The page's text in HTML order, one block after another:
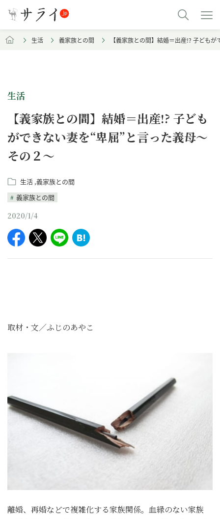
生活 義家族との間 【義家族との間】結婚＝出産!? 子ども
生活
【義家族との間】結婚＝出産!? 子ども
ができない妻を“卑屈”と言った義母～
その２～
生活 義家族との間
義家族との間
2020/1/4
取材・文／ふじのあやこ
離婚、再婚などで複雑化する家族関係。血縁のない家族